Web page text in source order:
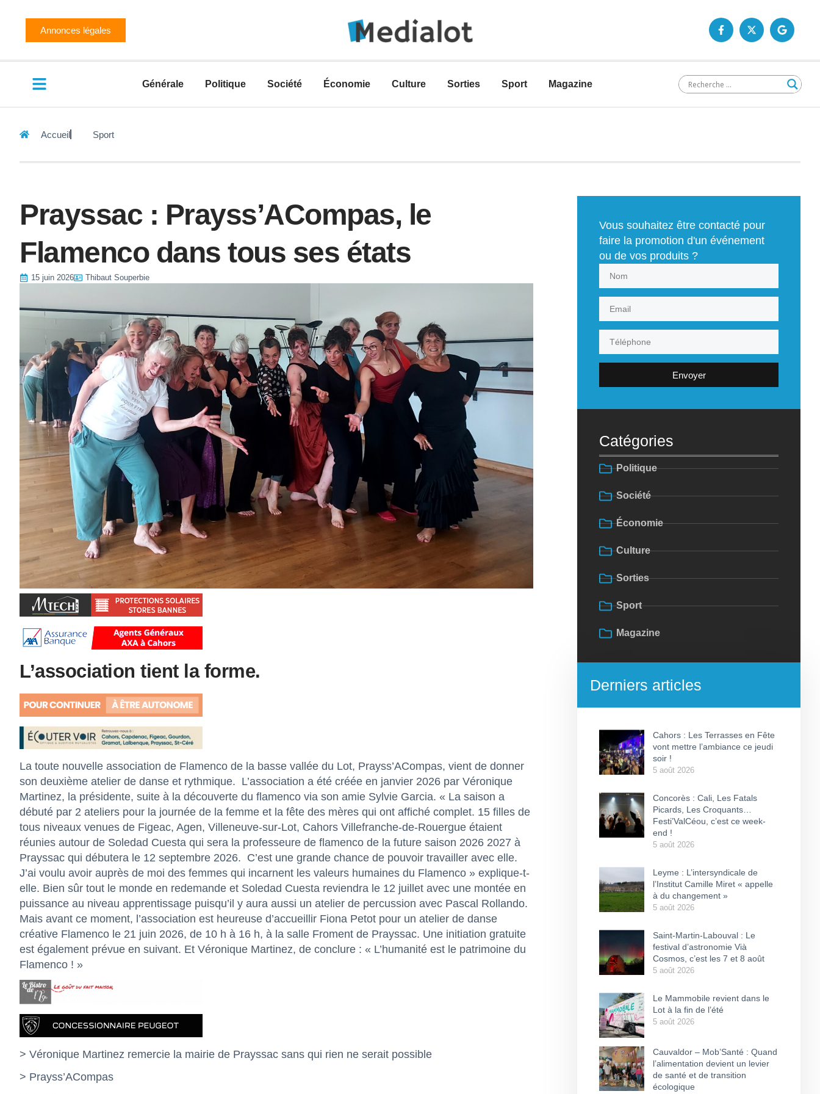
Annonces légales
Générale Politique Société Économie Culture Sorties Sport Magazine
Accueil Sport
Prayssac : Prayss’ACompas, le
Flamenco dans tous ses états
15 juin 2026 Thibaut Souperbie
L’association tient la forme.
La toute nouvelle association de Flamenco de la basse vallée du Lot, Prayss’ACompas, vient de donner
son deuxième atelier de danse et rythmique. L’association a été créée en janvier 2026 par Véronique
Martinez, la présidente, suite à la découverte du flamenco via son amie Sylvie Garcia. « La saison a
débuté par 2 ateliers pour la journée de la femme et la fête des mères qui ont affiché complet. 15 filles de
tous niveaux venues de Figeac, Agen, Villeneuve-sur-Lot, Cahors Villefranche-de-Rouergue étaient
réunies autour de Soledad Cuesta qui sera la professeure de flamenco de la future saison 2026 2027 à
Prayssac qui débutera le 12 septembre 2026. C’est une grande chance de pouvoir travailler avec elle.
J’ai voulu avoir auprès de moi des femmes qui incarnent les valeurs humaines du Flamenco » explique-t-
elle. Bien sûr tout le monde en redemande et Soledad Cuesta reviendra le 12 juillet avec une montée en
puissance au niveau apprentissage puisqu’il y aura aussi un atelier de percussion avec Pascal Rollando.
Mais avant ce moment, l’association est heureuse d’accueillir Fiona Petot pour un atelier de danse
créative Flamenco le 21 juin 2026, de 10 h à 16 h, à la salle Froment de Prayssac. Une initiation gratuite
est également prévue en suivant. Et Véronique Martinez, de conclure : « L’humanité est le patrimoine du
Flamenco ! »
> Véronique Martinez remercie la mairie de Prayssac sans qui rien ne serait possible
> Prayss’ACompas
Vous souhaitez être contacté pour
faire la promotion d'un événement
ou de vos produits ?
Envoyer
Catégories
Politique
Société
Économie
Culture
Sorties
Sport
Magazine
Derniers articles
Cahors : Les Terrasses en Fête
vont mettre l’ambiance ce jeudi
soir !
5 août 2026
Concorès : Cali, Les Fatals
Picards, Les Croquants…
Festi’ValCéou, c’est ce week-
end !
5 août 2026
Leyme : L’intersyndicale de
l’Institut Camille Miret « appelle
à du changement »
5 août 2026
Saint-Martin-Labouval : Le
festival d’astronomie Vià
Cosmos, c’est les 7 et 8 août
5 août 2026
Le Mammobile revient dans le
Lot à la fin de l’été
5 août 2026
Cauvaldor – Mob’Santé : Quand
l’alimentation devient un levier
de santé et de transition
écologique